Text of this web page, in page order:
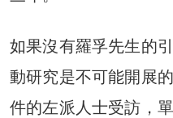
如果沒有羅孚先生的
動研究是不可能開展
件的左派人士受訪，